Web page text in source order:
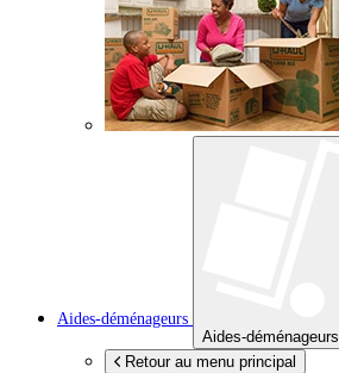
Aides-déménageurs
Aides-déménageurs
Retour au menu principal